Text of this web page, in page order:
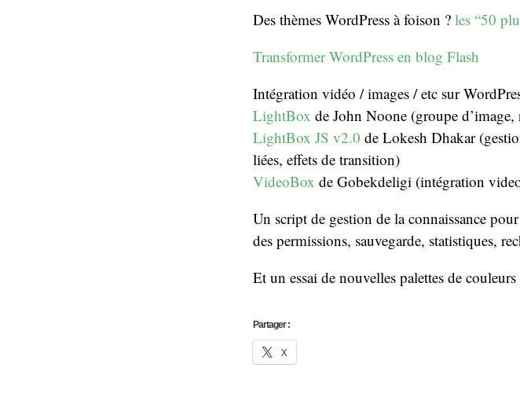
Des thèmes WordPress à foison ? les “50
Transformer WordPress en blog Flash
Intégration vidéo / images / etc sur
LightBox de John Noone (groupe
LightBox JS v2.0 de Lokesh Dhakar
liées, effets de transition)
VideoBox de Gobekdeligi (intégration
Un script de gestion de la connaissance
des permissions, sauvegarde, statistiques,
Et un essai de nouvelles palettes de
Partager :
X